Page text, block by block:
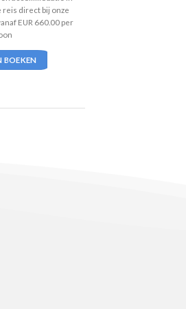
reis direct bij onze
EUR 660.00 per
BOEKEN